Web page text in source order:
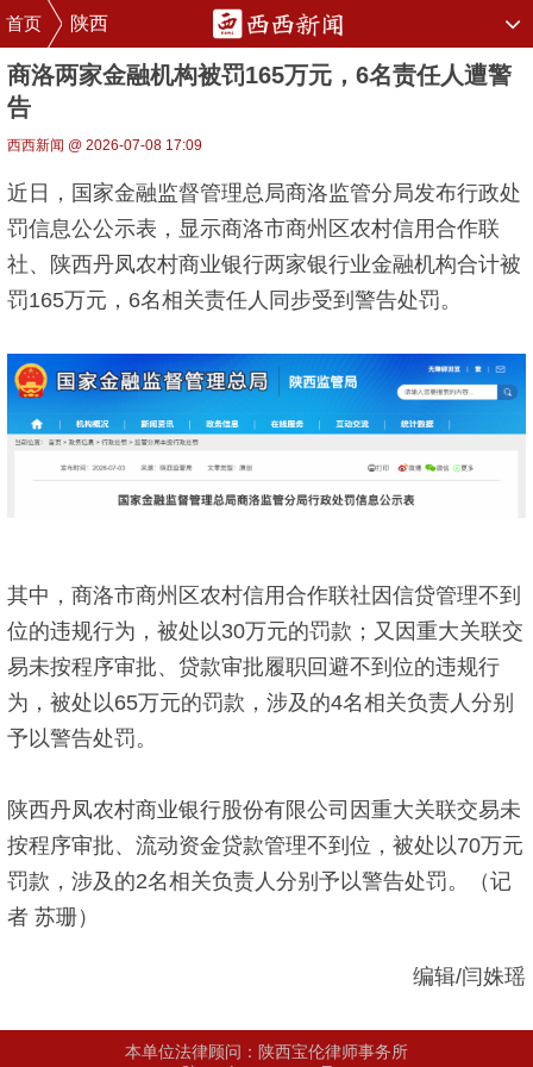
首页 陕西
商洛两家金融机构被罚165万元，6名责任人遭警
告
西西新闻 @ 2026-07-08 17:09
近日，国家金融监督管理总局商洛监管分局发布行政处
罚信息公公示表，显示商洛市商州区农村信用合作联
社、陕西丹凤农村商业银行两家银行业金融机构合计被
罚165万元，6名相关责任人同步受到警告处罚。
其中，商洛市商州区农村信用合作联社因信贷管理不到
位的违规行为，被处以30万元的罚款；又因重大关联交
易未按程序审批、贷款审批履职回避不到位的违规行
为，被处以65万元的罚款，涉及的4名相关负责人分别
予以警告处罚。
陕西丹凤农村商业银行股份有限公司因重大关联交易未
按程序审批、流动资金贷款管理不到位，被处以70万元
罚款，涉及的2名相关负责人分别予以警告处罚。（记
者 苏珊）
编辑/闫姝瑶
本单位法律顾问：陕西宝伦律师事务所